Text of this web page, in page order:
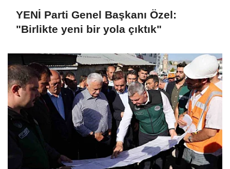
YENİ Parti Genel Başkanı Özel:
"Birlikte yeni bir yola çıktık"